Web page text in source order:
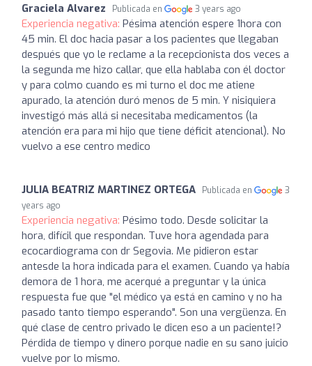
Graciela Alvarez Publicada en 3 years ago
Experiencia negativa: Pésima atención espere 1hora con
45 min. El doc hacia pasar a los pacientes que llegaban
después que yo le reclame a la recepcionista dos veces a
la segunda me hizo callar, que ella hablaba con él doctor
y para colmo cuando es mi turno el doc me atiene
apurado, la atención duró menos de 5 min. Y nisiquiera
investigó más allá si necesitaba medicamentos (la
atención era para mi hijo que tiene déficit atencional). No
vuelvo a ese centro medico
JULIA BEATRIZ MARTINEZ ORTEGA Publicada en
3
years ago
Experiencia negativa: Pésimo todo. Desde solicitar la
hora, difícil que respondan. Tuve hora agendada para
ecocardiograma con dr Segovia. Me pidieron estar
antesde la hora indicada para el examen. Cuando ya había
demora de 1 hora, me acerqué a preguntar y la única
respuesta fue que "el médico ya está en camino y no ha
pasado tanto tiempo esperando". Son una vergüenza. En
qué clase de centro privado le dicen eso a un paciente!?
Pérdida de tiempo y dinero porque nadie en su sano juicio
vuelve por lo mismo.